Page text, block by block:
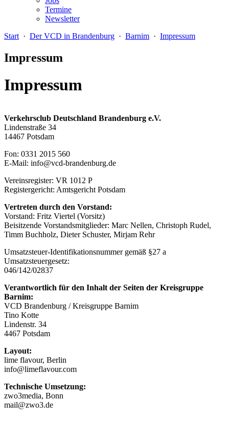
Termine
Newsletter
Start · Der VCD in Brandenburg · Barnim · Impressum
Impressum
Impressum
Verkehrsclub Deutschland Brandenburg e.V.
Lindenstraße 34
14467 Potsdam
Fon: 0331 2015 560
E-Mail: info@vcd-brandenburg.de
Vereinsregister: VR 1012 P
Registergericht: Amtsgericht Potsdam
Vertreten durch den Vorstand:
Vorstand: Fritz Viertel (Vorsitz)
Beisitzende Vorstandsmitglieder: Marc Nellen, Christoph Rudel,
Timm Buchholz, Dieter Schuster, Mirjam Rehr
Umsatzsteuer-Identifikationsnummer gemäß §27 a
Umsatzsteuergesetz:
046/142/02837
Verantwortlich für den Inhalt der Seiten der Kreisgruppe
Barnim:
VCD Brandenburg / Kreisgruppe Barnim
Tino Kotte
Lindenstr. 34
4467 Potsdam
Layout:
lime flavour, Berlin
info@limeflavour.com
Technische Umsetzung:
zwo3media, Bonn
mail@zwo3.de